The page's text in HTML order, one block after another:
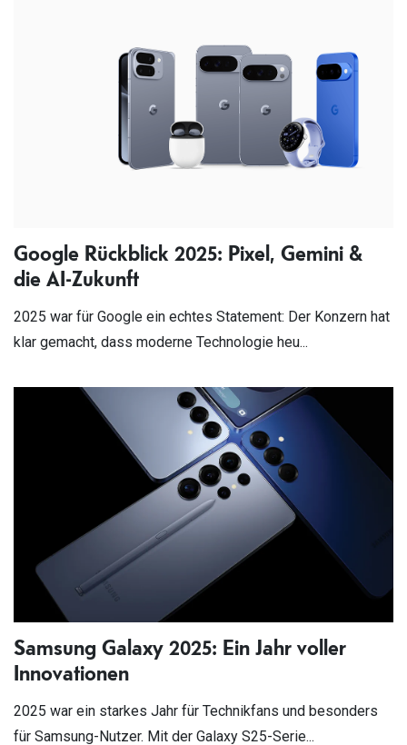
Google Rückblick 2025: Pixel, Gemini &
die AI-Zukunft
2025 war für Google ein echtes Statement: Der Konzern hat
klar gemacht, dass moderne Technologie heu...
Samsung Galaxy 2025: Ein Jahr voller
Innovationen
2025 war ein starkes Jahr für Technikfans und besonders
für Samsung-Nutzer. Mit der Galaxy S25-Serie...